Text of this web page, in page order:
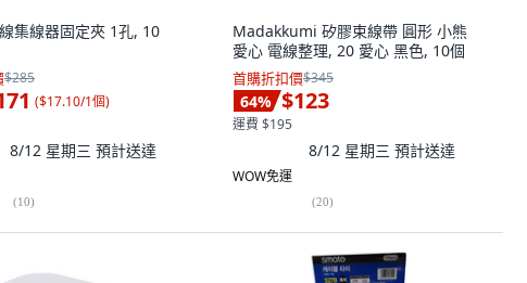
集線器固定夾 1孔, 10
$285
($17.10/1個)
8/12 星期三 預計送達
(10)
Madakkumi 矽膠束線帶 圓形 小熊
愛心 電線整理, 20 愛心 黑色, 10個
首購折扣價$345
64% $123
運費 $195
8/12 星期三 預計送達
WOW免運
(20)